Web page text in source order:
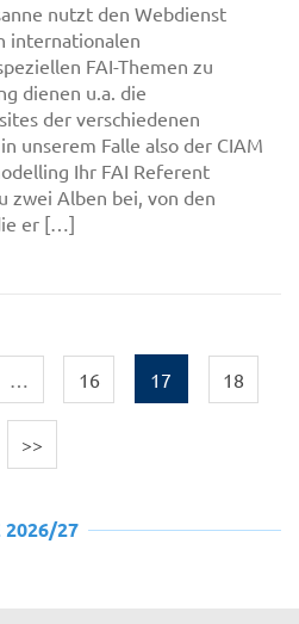
nutzt den Webdienst
internationalen
FAI-Themen zu
dienen u.a. die
der verschiedenen
unserem Falle also der CIAM
Ihr FAI Referent
zwei Alben bei, von den
er […]
16 17 18
>>
2026/27